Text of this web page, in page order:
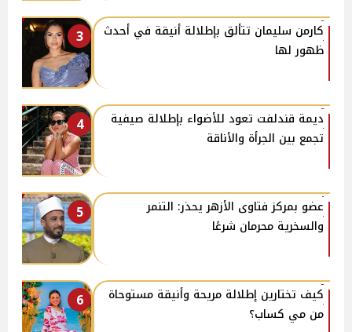
3
كارمن سليمان تتألق بإطلالة أنيقة في أحدث
ظهور لها
4
ديمة قندلفت تعود للأضواء بإطلالة صيفية
تجمع بين الجرأة والأناقة
5
عضو بمركز فتاوى الأزهر يحذر: التنمر
والسخرية محرمان شرعًا
6
كيف تختارين إطلالة مريحة وأنيقة مستوحاة
من مي كساب؟